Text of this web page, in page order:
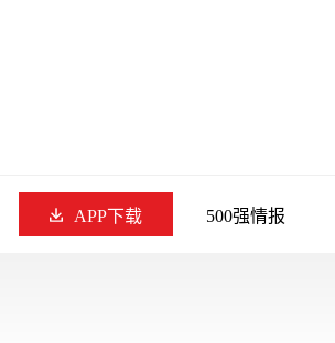
APP下载 500强情报